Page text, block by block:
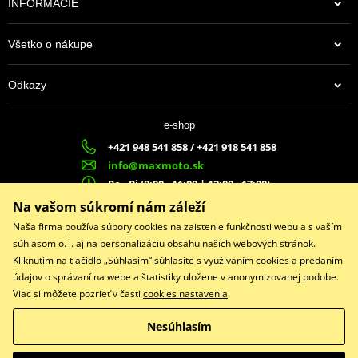
INFORMÁCIE
Všetko o nákupe
Odkazy
e-shop
+421 948 541 858 / +421 918 541 858
info@maxmoto.sk
Po - Pi (8:00 - 11:00 | 12:00 - 17:00)
MAX
MOTO s.r.o.
Slovenských dobrovoľníkov 1439
022 01 Čadca
Facebook
Copyright © 2026 www.maxmotoshop.sk
Všetky práva vyhradené
Na vašom súkromí nám záleží
Naša firma používa súbory cookies na zaistenie funkčnosti webu a s vaším
súhlasom o. i. aj na personalizáciu obsahu našich webových stránok.
Kliknutím na tlačidlo „Súhlasím“ súhlasíte s využívaním cookies a predaním
údajov o správaní na webe a štatistiky uložene v anonymizovanej podobe.
Viac si môžete pozrieť v časti cookies nastavenia.
Nesúhlasím